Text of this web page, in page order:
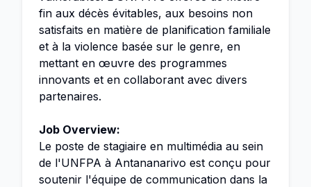
fin aux décès évitables, aux besoins non
satisfaits en matière de planification familiale
et à la violence basée sur le genre, en
mettant en œuvre des programmes
innovants et en collaborant avec divers
partenaires.
Job Overview:
Le poste de stagiaire en multimédia au sein
de l'UNFPA à Antananarivo est conçu pour
soutenir l'équipe de communication dans la